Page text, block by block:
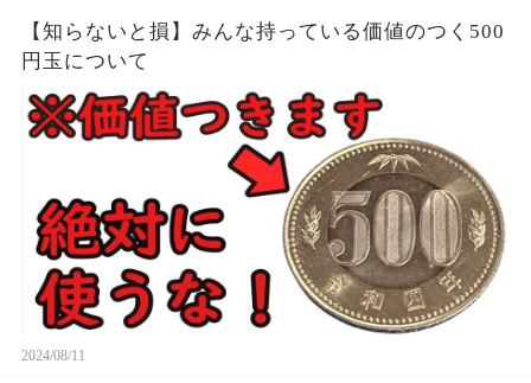
【知らないと損】みんな持っている価値のつく500
円玉について
2024/08/11